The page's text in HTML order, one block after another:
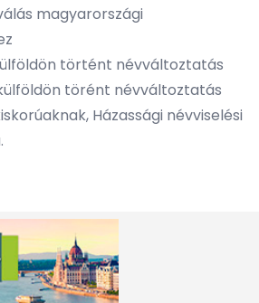
magyarországi
történt névváltoztatás
törént névváltoztatás
Házassági névviselési